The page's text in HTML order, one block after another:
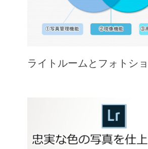
ライトルームとフォトシ